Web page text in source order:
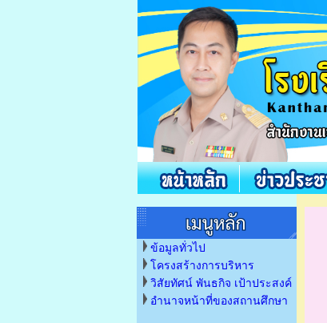
ข้อมูลทั่วไป
โครงสร้างการบริหาร
วิสัยทัศน์ พันธกิจ เป้าประสงค์
อำนาจหน้าที่ของสถานศึกษา